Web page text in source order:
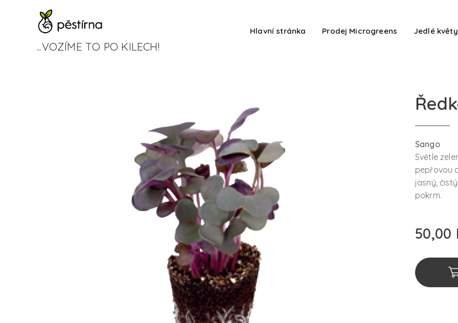
...VOZÍME TO PO KILECH!
Hlavní stránka Prodej Microgreens Jedlé květy
Sango
Světle
pepřovou
jasný,
pokrm.
50,00